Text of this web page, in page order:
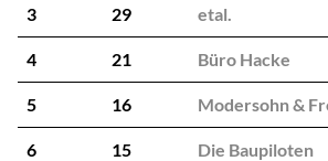
3 29 etal.
4 21 Büro Hacke
5 16 Modersohn &
6 15 Die Baupiloten